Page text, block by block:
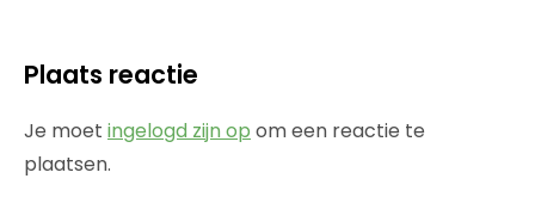
Plaats reactie
Je moet ingelogd zijn op om een reactie te
plaatsen.